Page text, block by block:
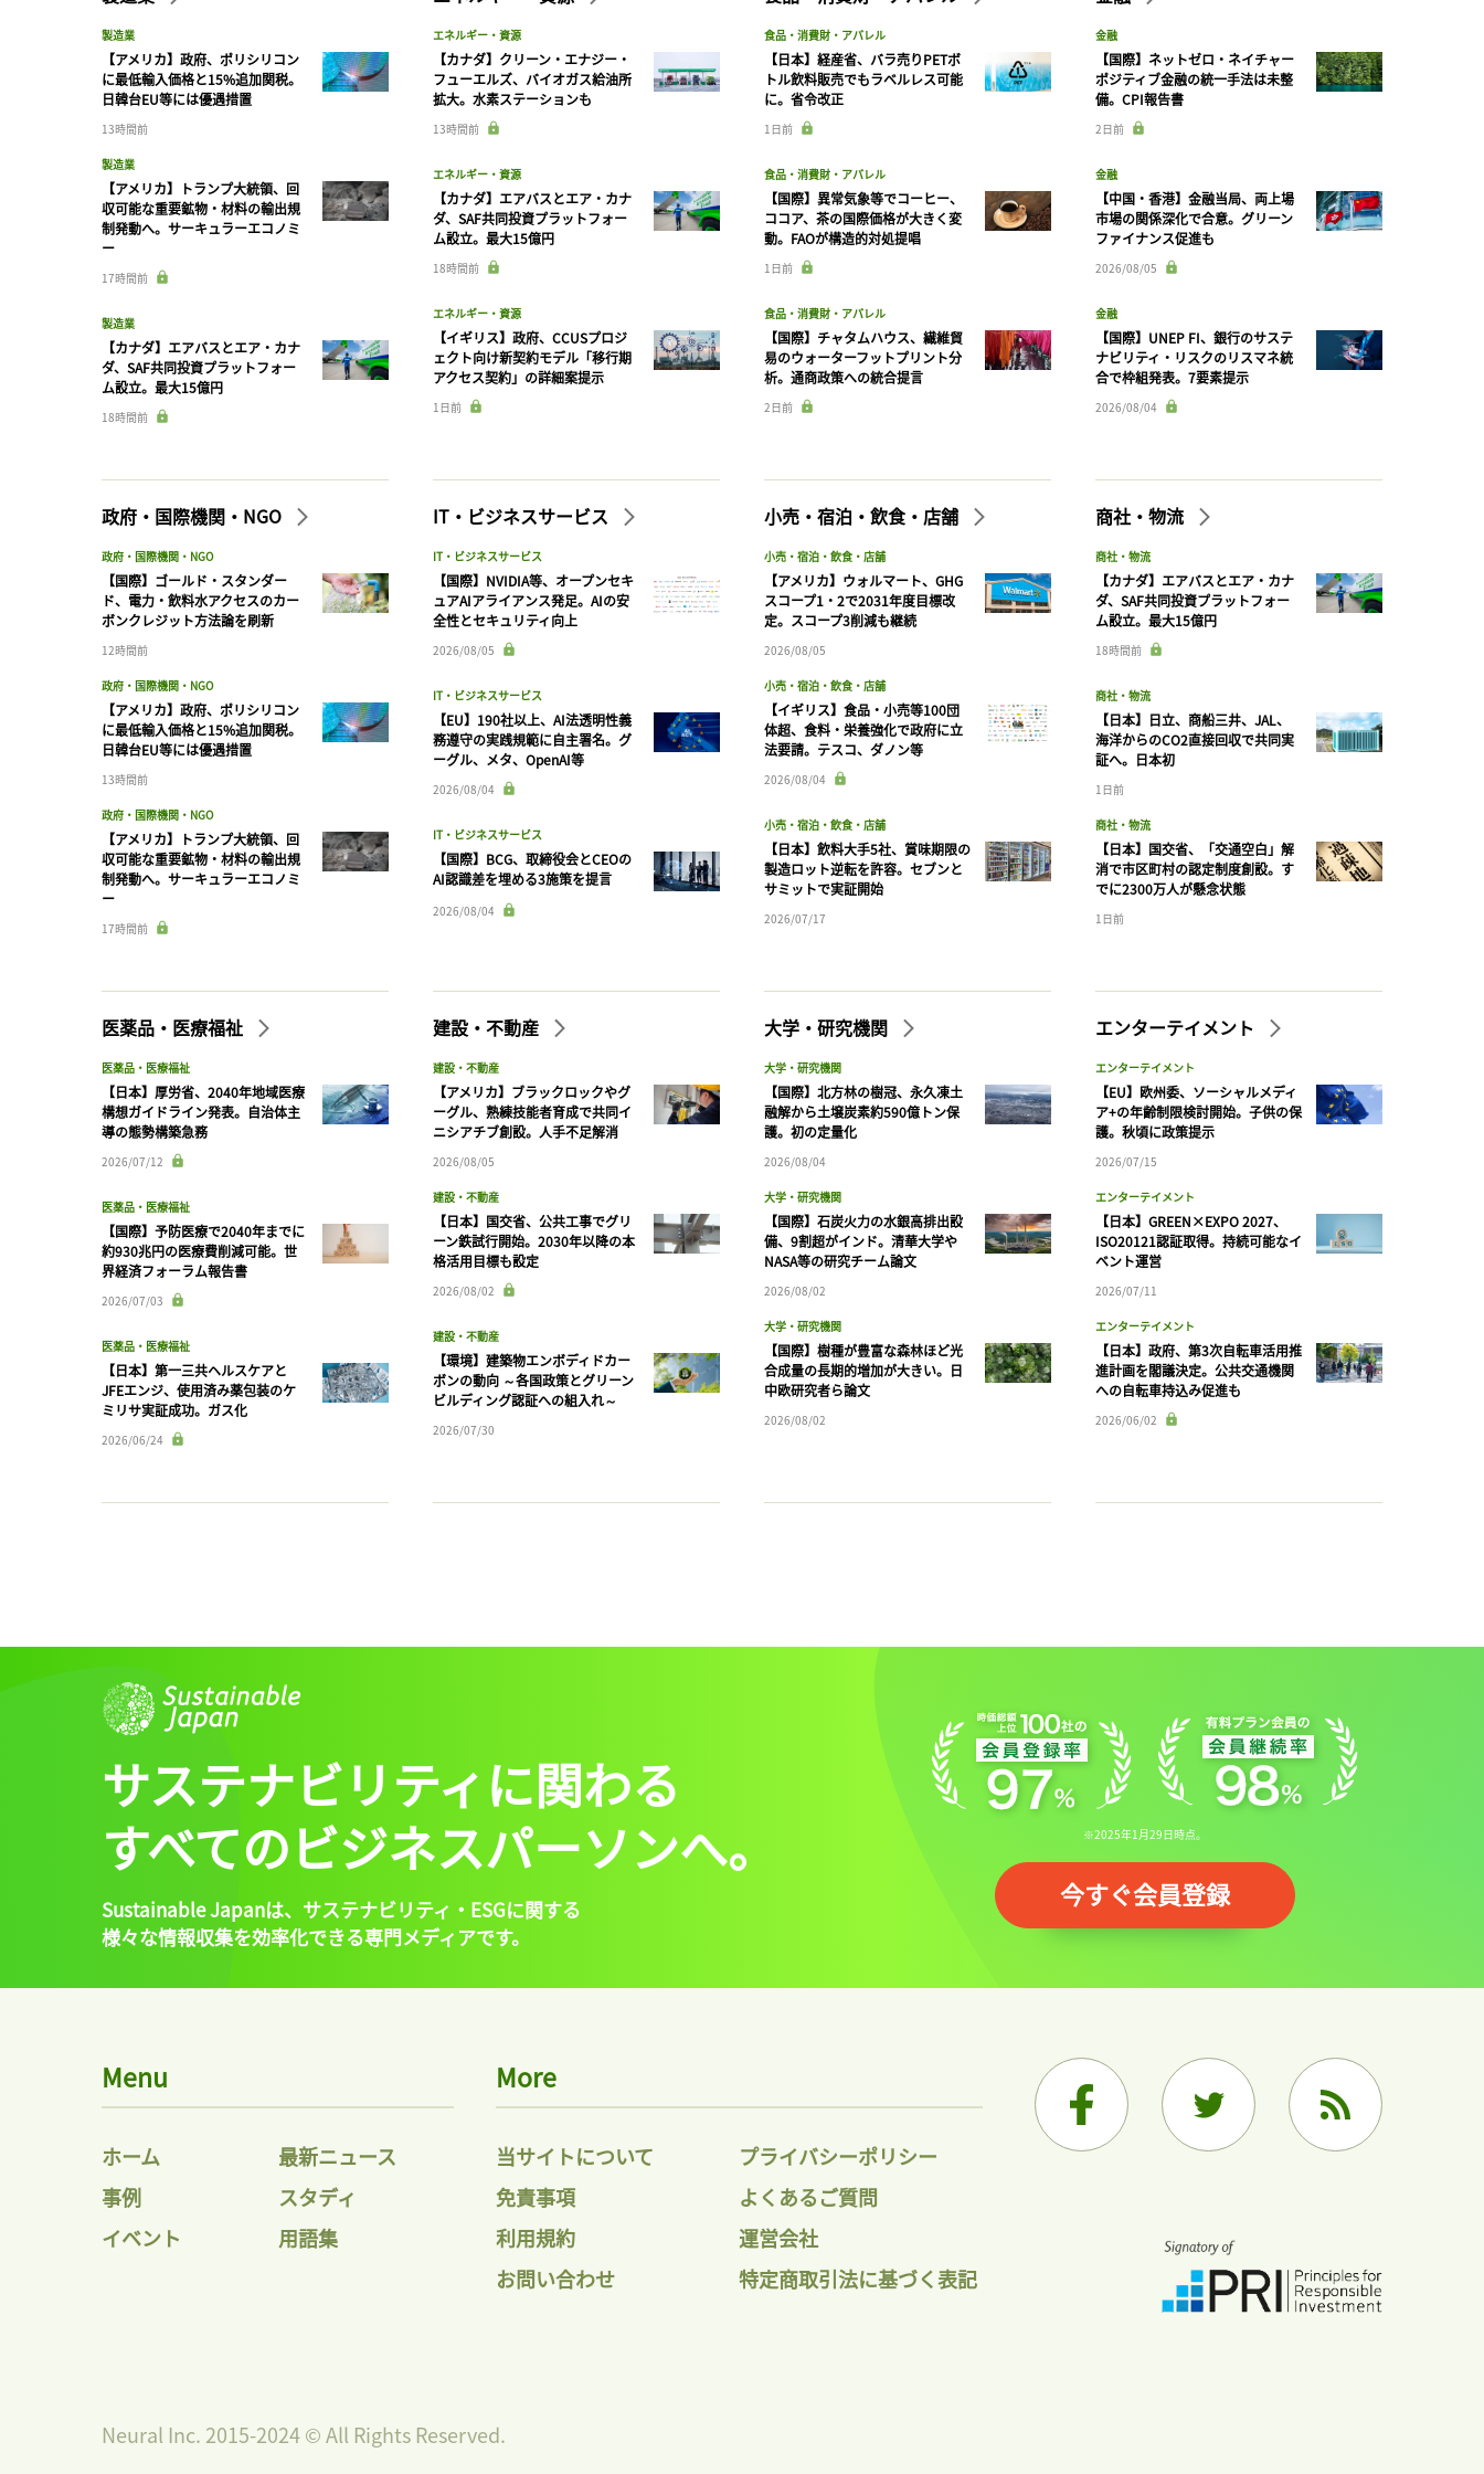
製造業
【アメリカ】政府、ポリシリコン
に最低輸入価格と15%追加関税。
日韓台EU等には優遇措置
13時間前
製造業
【アメリカ】トランプ大統領、回
収可能な重要鉱物・材料の輸出規
制発動へ。サーキュラーエコノミ
ー
17時間前
製造業
【カナダ】エアバスとエア・カナ
ダ、SAF共同投資プラットフォー
ム設立。最大15億円
18時間前
エネルギー・資源
【カナダ】クリーン・エナジー・
フューエルズ、バイオガス給油所
拡大。水素ステーションも
13時間前
エネルギー・資源
【カナダ】エアバスとエア・カナ
ダ、SAF共同投資プラットフォー
ム設立。最大15億円
18時間前
エネルギー・資源
【イギリス】政府、CCUSプロジ
ェクト向け新契約モデル「移行期
アクセス契約」の詳細案提示
1日前
食品・消費財・アパレル
【日本】経産省、バラ売りPETボ
トル飲料販売でもラベルレス可能
に。省令改正
1日前
食品・消費財・アパレル
【国際】異常気象等でコーヒー、
ココア、茶の国際価格が大きく変
動。FAOが構造的対処提唱
1日前
食品・消費財・アパレル
【国際】チャタムハウス、繊維貿
易のウォーターフットプリント分
析。通商政策への統合提言
2日前
金融
【国際】ネットゼロ・ネイチャー
ポジティブ金融の統一手法は未整
備。CPI報告書
2日前
金融
【中国・香港】金融当局、両上場
市場の関係深化で合意。グリーン
ファイナンス促進も
2026/08/05
金融
【国際】UNEP FI、銀行のサステ
ナビリティ・リスクのリスマネ統
合で枠組発表。7要素提示
2026/08/04
政府・国際機関・NGO
政府・国際機関・NGO
【国際】ゴールド・スタンダー
ド、電力・飲料水アクセスのカー
ボンクレジット方法論を刷新
12時間前
政府・国際機関・NGO
【アメリカ】政府、ポリシリコン
に最低輸入価格と15%追加関税。
日韓台EU等には優遇措置
13時間前
政府・国際機関・NGO
【アメリカ】トランプ大統領、回
収可能な重要鉱物・材料の輸出規
制発動へ。サーキュラーエコノミ
ー
17時間前
IT・ビジネスサービス
IT・ビジネスサービス
【国際】NVIDIA等、オープンセキ
ュアAIアライアンス発足。AIの安
全性とセキュリティ向上
2026/08/05
IT・ビジネスサービス
【EU】190社以上、AI法透明性義
務遵守の実践規範に自主署名。グ
ーグル、メタ、OpenAI等
2026/08/04
IT・ビジネスサービス
【国際】BCG、取締役会とCEOの
AI認識差を埋める3施策を提言
2026/08/04
小売・宿泊・飲食・店舗
小売・宿泊・飲食・店舗
【アメリカ】ウォルマート、GHG
スコープ1・2で2031年度目標改
定。スコープ3削減も継続
2026/08/05
小売・宿泊・飲食・店舗
【イギリス】食品・小売等100団
体超、食料・栄養強化で政府に立
法要請。テスコ、ダノン等
2026/08/04
小売・宿泊・飲食・店舗
【日本】飲料大手5社、賞味期限の
製造ロット逆転を許容。セブンと
サミットで実証開始
2026/07/17
商社・物流
商社・物流
【カナダ】エアバスとエア・カナ
ダ、SAF共同投資プラットフォー
ム設立。最大15億円
18時間前
商社・物流
【日本】日立、商船三井、JAL、
海洋からのCO2直接回収で共同実
証へ。日本初
1日前
商社・物流
【日本】国交省、「交通空白」解
消で市区町村の認定制度創設。す
でに2300万人が懸念状態
1日前
医薬品・医療福祉
医薬品・医療福祉
【日本】厚労省、2040年地域医療
構想ガイドライン発表。自治体主
導の態勢構築急務
2026/07/12
医薬品・医療福祉
【国際】予防医療で2040年までに
約930兆円の医療費削減可能。世
界経済フォーラム報告書
2026/07/03
医薬品・医療福祉
【日本】第一三共ヘルスケアと
JFEエンジ、使用済み薬包装のケ
ミリサ実証成功。ガス化
2026/06/24
建設・不動産
建設・不動産
【アメリカ】ブラックロックやグ
ーグル、熟練技能者育成で共同イ
ニシアチブ創設。人手不足解消
2026/08/05
建設・不動産
【日本】国交省、公共工事でグリ
ーン鉄試行開始。2030年以降の本
格活用目標も設定
2026/08/02
建設・不動産
【環境】建築物エンボディドカー
ボンの動向 ～各国政策とグリーン
ビルディング認証への組入れ～
2026/07/30
大学・研究機関
大学・研究機関
【国際】北方林の樹冠、永久凍土
融解から土壌炭素約590億トン保
護。初の定量化
2026/08/04
大学・研究機関
【国際】石炭火力の水銀高排出設
備、9割超がインド。清華大学や
NASA等の研究チーム論文
2026/08/02
大学・研究機関
【国際】樹種が豊富な森林ほど光
合成量の長期的増加が大きい。日
中欧研究者ら論文
2026/08/02
エンターテイメント
エンターテイメント
【EU】欧州委、ソーシャルメディ
ア+の年齢制限検討開始。子供の保
護。秋頃に政策提示
2026/07/15
エンターテイメント
【日本】GREEN×EXPO 2027、
ISO20121認証取得。持続可能なイ
ベント運営
2026/07/11
エンターテイメント
【日本】政府、第3次自転車活用推
進計画を閣議決定。公共交通機関
への自転車持込み促進も
2026/06/02
記事をお気に入りに保存するには
ログイン 会員登録
サステナビリティに関わる
すべてのビジネスパーソンへ。
Sustainable Japanは、 サステナビリティ・ESGに関する
様々な情報収集を効率化できる専門メディアです。
※2025年1月29日時点。
今すぐ会員登録
Menu
ホーム
最新ニュース
事例
スタディ
イベント
用語集
More
当サイトについて
プライバシーポリシー
免責事項
よくあるご質問
利用規約
運営会社
お問い合わせ
特定商取引法に基づく表記
Neural Inc. 2015-2024 © All Rights Reserved.